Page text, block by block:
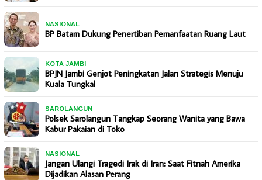
NASIONAL
BP Batam Dukung Penertiban Pemanfaatan Ruang Laut
KOTA JAMBI
BPJN Jambi Genjot Peningkatan Jalan Strategis Menuju
Kuala Tungkal
SAROLANGUN
Polsek Sarolangun Tangkap Seorang Wanita yang Bawa
Kabur Pakaian di Toko
NASIONAL
Jangan Ulangi Tragedi Irak di Iran: Saat Fitnah Amerika
Dijadikan Alasan Perang